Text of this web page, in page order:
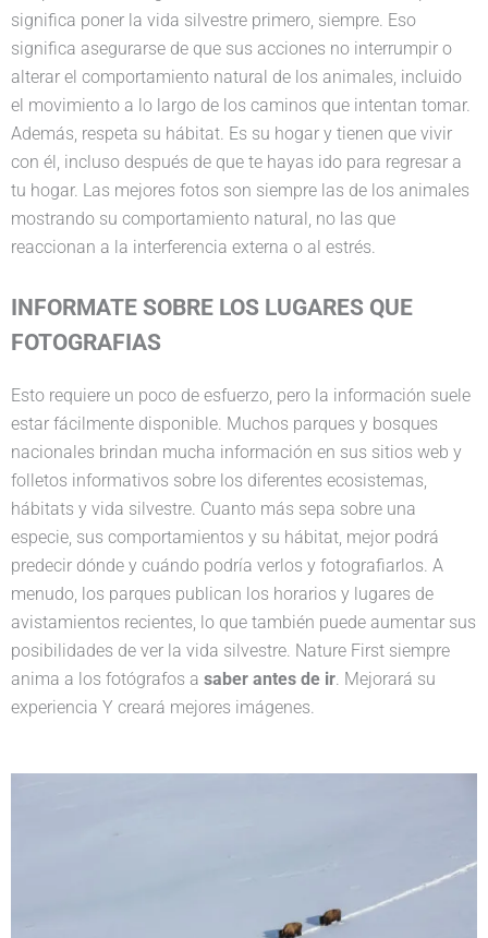
significa poner la vida silvestre primero, siempre. Eso
significa asegurarse de que sus acciones no interrumpir o
alterar el comportamiento natural de los animales, incluido
el movimiento a lo largo de los caminos que intentan tomar.
Además, respeta su hábitat. Es su hogar y tienen que vivir
con él, incluso después de que te hayas ido para regresar a
tu hogar. Las mejores fotos son siempre las de los animales
mostrando su comportamiento natural, no las que
reaccionan a la interferencia externa o al estrés.
INFORMATE SOBRE LOS LUGARES QUE
FOTOGRAFIAS
Esto requiere un poco de esfuerzo, pero la información suele
estar fácilmente disponible. Muchos parques y bosques
nacionales brindan mucha información en sus sitios web y
folletos informativos sobre los diferentes ecosistemas,
hábitats y vida silvestre. Cuanto más sepa sobre una
especie, sus comportamientos y su hábitat, mejor podrá
predecir dónde y cuándo podría verlos y fotografiarlos. A
menudo, los parques publican los horarios y lugares de
avistamientos recientes, lo que también puede aumentar sus
posibilidades de ver la vida silvestre. Nature First siempre
anima a los fotógrafos a saber antes de ir. Mejorará su
experiencia Y creará mejores imágenes.